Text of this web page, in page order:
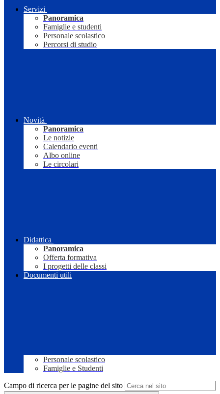
Servizi
Panoramica
Famiglie e studenti
Personale scolastico
Percorsi di studio
Novità
Panoramica
Le notizie
Calendario eventi
Albo online
Le circolari
Didattica
Panoramica
Offerta formativa
I progetti delle classi
Documenti utili
Personale scolastico
Famiglie e Studenti
Campo di ricerca per le pagine del sito